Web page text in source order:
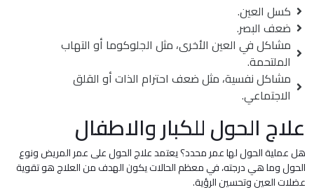
كسل العين.
ضعف البصر.
مشاكل في العين الأخرى، مثل الجلوكوما أو التهاب
الملتحمة.
مشاكل نفسية، مثل ضعف احترام الذات أو القلق
الاجتماعي.
علاج الحول للكبار والاطفال
هل عملية الحول لها عمر محدد؟ يعتمد علاج الحول على عمر المريض ونوع
الحول وما هي درجته، في معظم الحالات يكون الهدف من العلاج هو تقوية
عضلات العين وتحسين الرؤية.